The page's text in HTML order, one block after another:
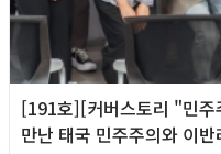
[191호][커버스토리 "민
만난 태국 민주주의와 이반